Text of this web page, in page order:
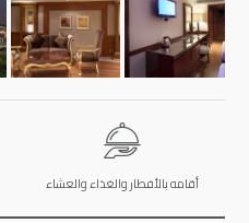
أقامه بالأفطار والغذاء والعشاء